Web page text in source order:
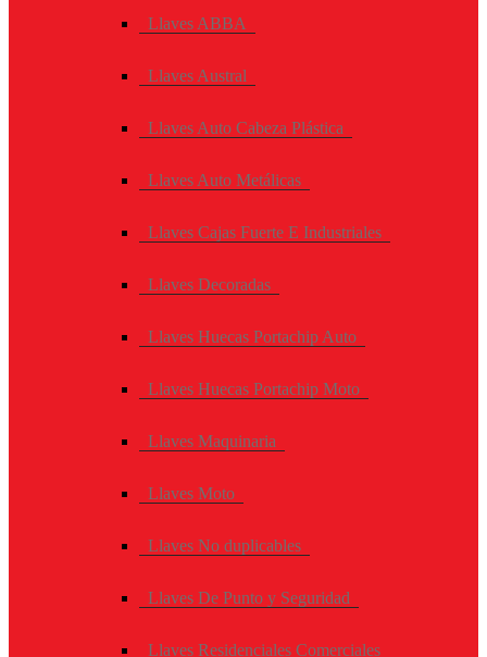
Llaves ABBA
Llaves Austral
Llaves Auto Cabeza Plástica
Llaves Auto Metálicas
Llaves Cajas Fuerte E Industriales
Llaves Decoradas
Llaves Huecas Portachip Auto
Llaves Huecas Portachip Moto
Llaves Maquinaria
Llaves Moto
Llaves No duplicables
Llaves De Punto y Seguridad
Llaves Residenciales Comerciales